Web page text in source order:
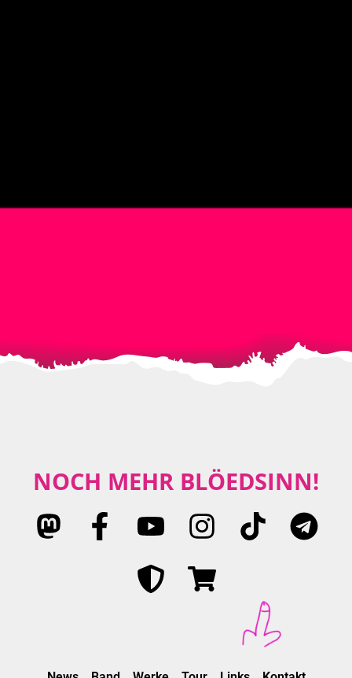
NOCH MEHR BLÖEDSINN!